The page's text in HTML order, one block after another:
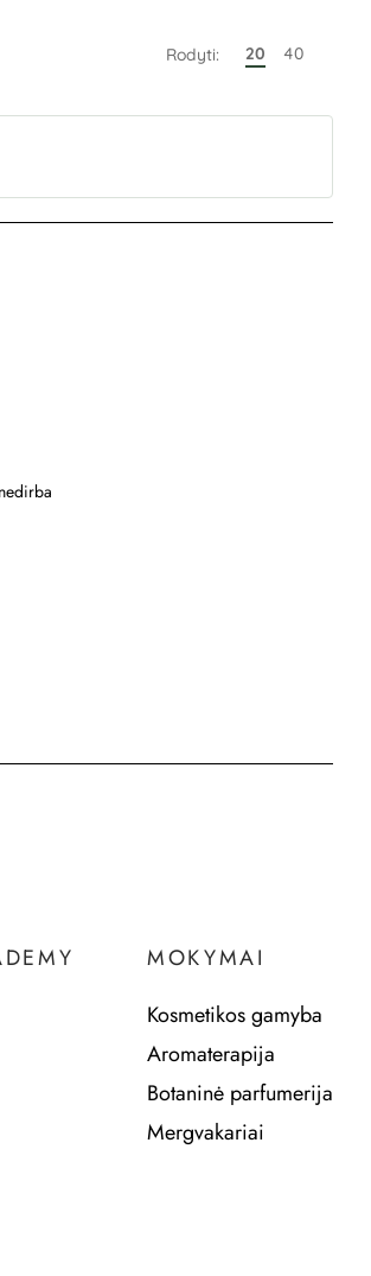
Rodyti: 20 40
nedirba
MOKYMAI
Kosmetikos gamyba
Aromaterapija
Botaninė parfumerija
Mergvakariai